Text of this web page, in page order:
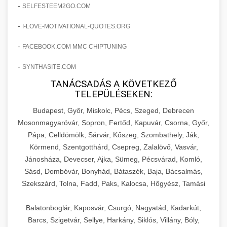
amelyek valós eredményeket hoznak.
szonyegtisztito.net
marketing stratégiai tervrajz
útjáról, bemutatva az utat a küzdő praxistól a
virágzó vállalkozásig 150%-os növekedéssel.
klinika átalakulási történet
Érdeklődés 150%-os Fokozása
Technikák és módszerek a páciensek
érdeklődésének és elkötelezettségének drámai
növeléséhez. Egy 150%-os fellendülési
esettanulmány gyakorlati betekintésekkel.
weboldal-keszites.co
elkötelezettség erősítési módszerek
🎮 19. AI Google Ads és Meta
Kampány Kezelés
Fejlett AI-alapú Google Ads és Meta hirdetési
kampánykezelés. Optimalizálja hirdetési
költségvetését gépi tanulással és
automatizálással.
aikampany.hu AI hirdetési automatizálás
🍞 20. Ipari Dagasztógép +
Professzionális ipari dagasztógépek és
tésztakeverő gépek pékségek és kereskedelmi
konyhák számára. Masszív konstrukció
megbízható teljesítményhez.
🔪 21. Ipari Szeletelőgép +
Ipari hús- és sajtszeletelő gépek professzionális
élelmiszer-előkészítéshez. Precíziós vágás
📦 22. Vákuumozó Gép
- SELFESTEEM2GO.COM
- I-LOVE-MOTIVATIONAL-QUOTES.ORG
- FACEBOOK.COM MMC CHIPTUNING
- SYNTHASITE.COM
TANÁCSADÁS A KÖVETKEZŐ
TELEPÜLÉSEKEN:
Budapest, Győr, Miskolc, Pécs, Szeged, Debrecen
Mosonmagyaróvár, Sopron, Fertőd, Kapuvár, Csorna, Győr,
Pápa, Celldömölk, Sárvár, Kőszeg, Szombathely, Ják,
Körmend, Szentgotthárd, Csepreg, Zalalövő, Vasvár,
Jánosháza, Devecser, Ajka, Sümeg, Pécsvárad, Komló,
Sásd, Dombóvár, Bonyhád, Bátaszék, Baja, Bácsalmás,
Szekszárd, Tolna, Fadd, Paks, Kalocsa, Hőgyész, Tamási
Balatonboglár, Kaposvár, Csurgó, Nagyatád, Kadarkút,
Barcs, Szigetvár, Sellye, Harkány, Siklós, Villány, Bóly,